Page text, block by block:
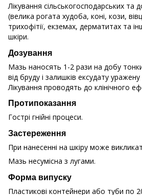
Лікування сільськогосподарських та
(велика рогата худоба, коні, кози,
трихофiтiї, екземах, дерматитах та
шкiри.
Дозування
Мазь наносять 1-2 рази на добу
від бруду і залишків ексудату уражену
Лікування проводять до клінічного
Протипоказання
Гострі гнійні процеси.
Застереження
При нанесенні на шкіру може
Мазь несумісна з лугами.
Форма випуску
Пластикові контейнери або туби по